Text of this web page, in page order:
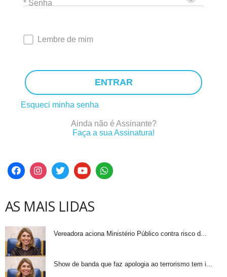
* Senha
Lembre de mim
ENTRAR
Esqueci minha senha
Ainda não é Assinante?
Faça a sua Assinatura!
AS MAIS LIDAS
Vereadora aciona Ministério Público contra risco d...
Show de banda que faz apologia ao terrorismo tem i...